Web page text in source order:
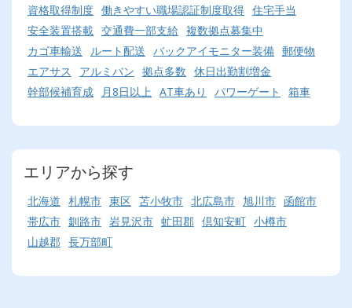
資格取得制度 働きやすい職場認証制度取得 住宅手当
安全装置搭載 交通費一部支給 複数拠点募集中
カゴ車輸送
ルート配送 バックアイモニター装備 郵便物
エアサス
アルミバン 拠点多数 休日出勤割増金
幹部候補育成
月8日以上 AT車あり パワーゲート 箱車
エリアから探す
北海道 札幌市 東区 苫小牧市 北広島市 旭川市 函館市
帯広市 釧路市 岩見沢市 虻田郡 倶知安町 小樽市
山越郡 長万部町